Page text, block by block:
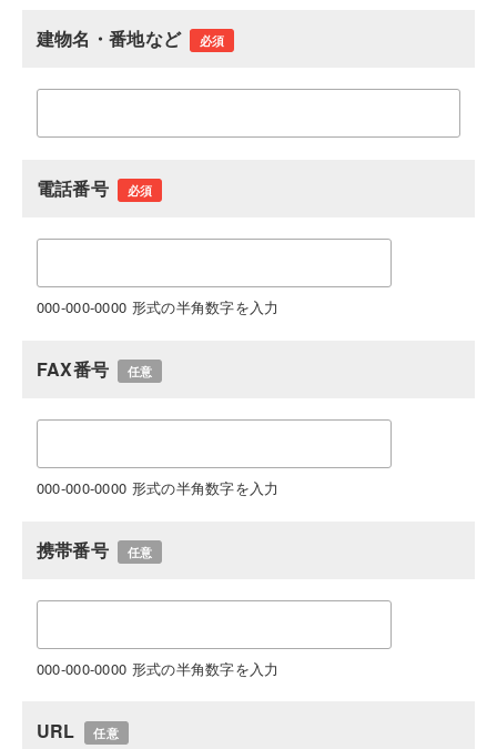
建物名・番地など 必須
電話番号 必須
000-000-0000 形式の半角数字を入力
FAX番号 任意
000-000-0000 形式の半角数字を入力
携帯番号 任意
000-000-0000 形式の半角数字を入力
URL 任意